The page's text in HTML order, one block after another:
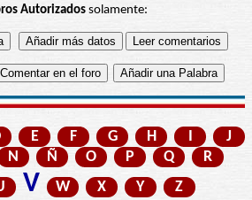
Autorizadossolamente:
E F G H I
J
N Ñ O P Q
R
V W X Y Z